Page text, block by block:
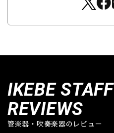
IKEBE STAFF
REVIEWS
管楽器・吹奏楽器のレビュー